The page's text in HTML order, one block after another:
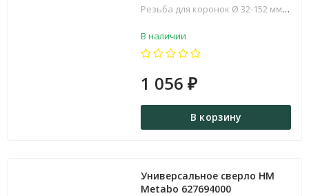
Резьба для коронок Ø 32-152 мм:
В наличии
1 056₽
В корзину
Универсальное сверло HM
Metabo 627694000